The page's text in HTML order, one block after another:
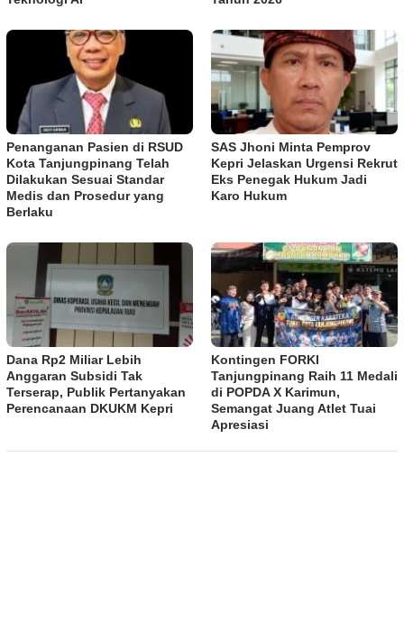
Penanganan Pasien di RSUD
Kota Tanjungpinang Telah
Dilakukan Sesuai Standar
Medis dan Prosedur yang
Berlaku
SAS Jhoni Minta Pemprov
Kepri Jelaskan Urgensi Rekrut
Eks Penegak Hukum Jadi
Karo Hukum
Dana Rp2 Miliar Lebih
Anggaran Subsidi Tak
Terserap, Publik Pertanyakan
Perencanaan DKUKM Kepri
Kontingen FORKI
Tanjungpinang Raih 11 Medali
di POPDA X Karimun,
Semangat Juang Atlet Tuai
Apresiasi